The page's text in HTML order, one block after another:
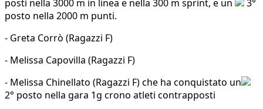
posti nella 3000 m in linea e nella 300 m sprint, e un
3°
posto nella 2000 m punti.
- Greta Corrò (Ragazzi F)
- Melissa Capovilla (Ragazzi F)
- Melissa Chinellato (Ragazzi F) che ha conquistato un
2° posto nella gara 1g crono atleti contrapposti